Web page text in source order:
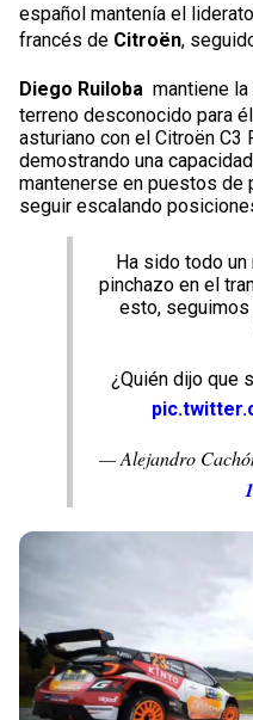
español mantenía el
francés de Citroën,
Diego Ruiloba mantiene
terreno desconocido para
asturiano con el Citroën
demostrando una
mantenerse en puestos de
seguir escalando
Ha sido todo
pinchazo en el
esto,
¿Quién dijo que
— Alejandro